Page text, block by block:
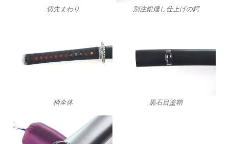
切先まわり 別注銀燻し仕上げの鍔
柄全体 黒石目塗鞘